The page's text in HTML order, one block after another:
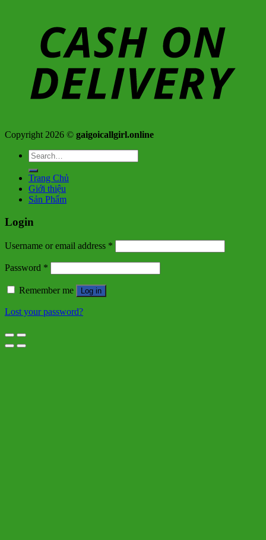
Copyright 2026 © gaigoicallgirl.online
Search
for:
Trang Chủ
Giới thiệu
Sản Phẩm
Login
Username or email address *
Password *
Remember me Log in
Lost your password?